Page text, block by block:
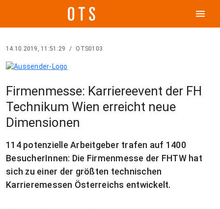
menu
14.10.2019, 11:51:29 / OTS0103
Firmenmesse: Karriereevent der FH
Technikum Wien erreicht neue
Dimensionen
114 potenzielle Arbeitgeber trafen auf 1400
BesucherInnen: Die Firmenmesse der FHTW hat
sich zu einer der größten technischen
Karrieremessen Österreichs entwickelt.